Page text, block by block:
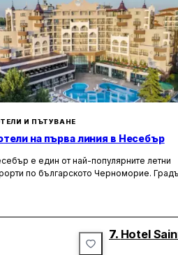
бар-
баня, турска
За
до 12 години
периода от 1
И ПЪТУВАНЕ
на първа линия в Несебър
е един от най-популярните летни
по българското Черноморие.
Черноморие.
7. Hotel